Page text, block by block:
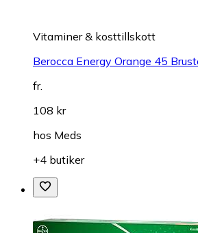
Vitaminer & kosttillskott
Berocca Energy Orange 45
fr.
108 kr
hos Meds
+4 butiker